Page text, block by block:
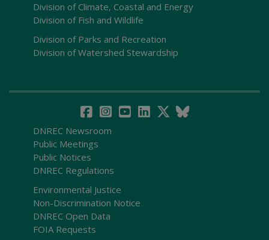
Division of Climate, Coastal and Energy
Division of Fish and Wildlife
Division of Parks and Recreation
Division of Watershed Stewardship
DNREC Newsroom
Public Meetings
Public Notices
DNREC Regulations
Environmental Justice
Non-Discrimination Notice
DNREC Open Data
FOIA Requests